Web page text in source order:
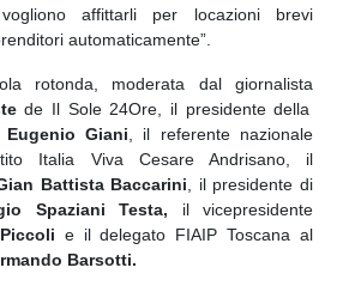
affittarli per locazioni brevi
automaticamente”.
rotonda, moderata dal giornalista
de Il Sole 24Ore, il presidente della
Eugenio Giani , il referente nazionale
Italia Viva Cesare Andrisano, il
Battista Baccarini , il presidente di
Spaziani Testa, il vicepresidente
e il delegato FIAIP Toscana al
Barsotti.